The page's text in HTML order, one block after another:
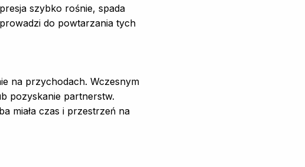
szybko rośnie, spada
do powtarzania tych
na przychodach. Wczesnym
pozyskanie partnerstw.
miała czas i przestrzeń na